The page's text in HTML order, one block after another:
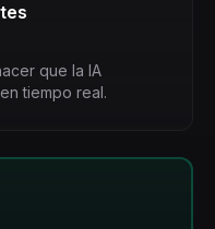
que la IA
tiempo real.